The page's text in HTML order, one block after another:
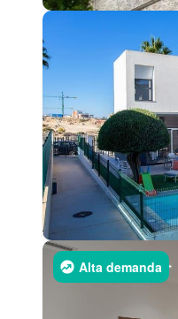
Alta demanda